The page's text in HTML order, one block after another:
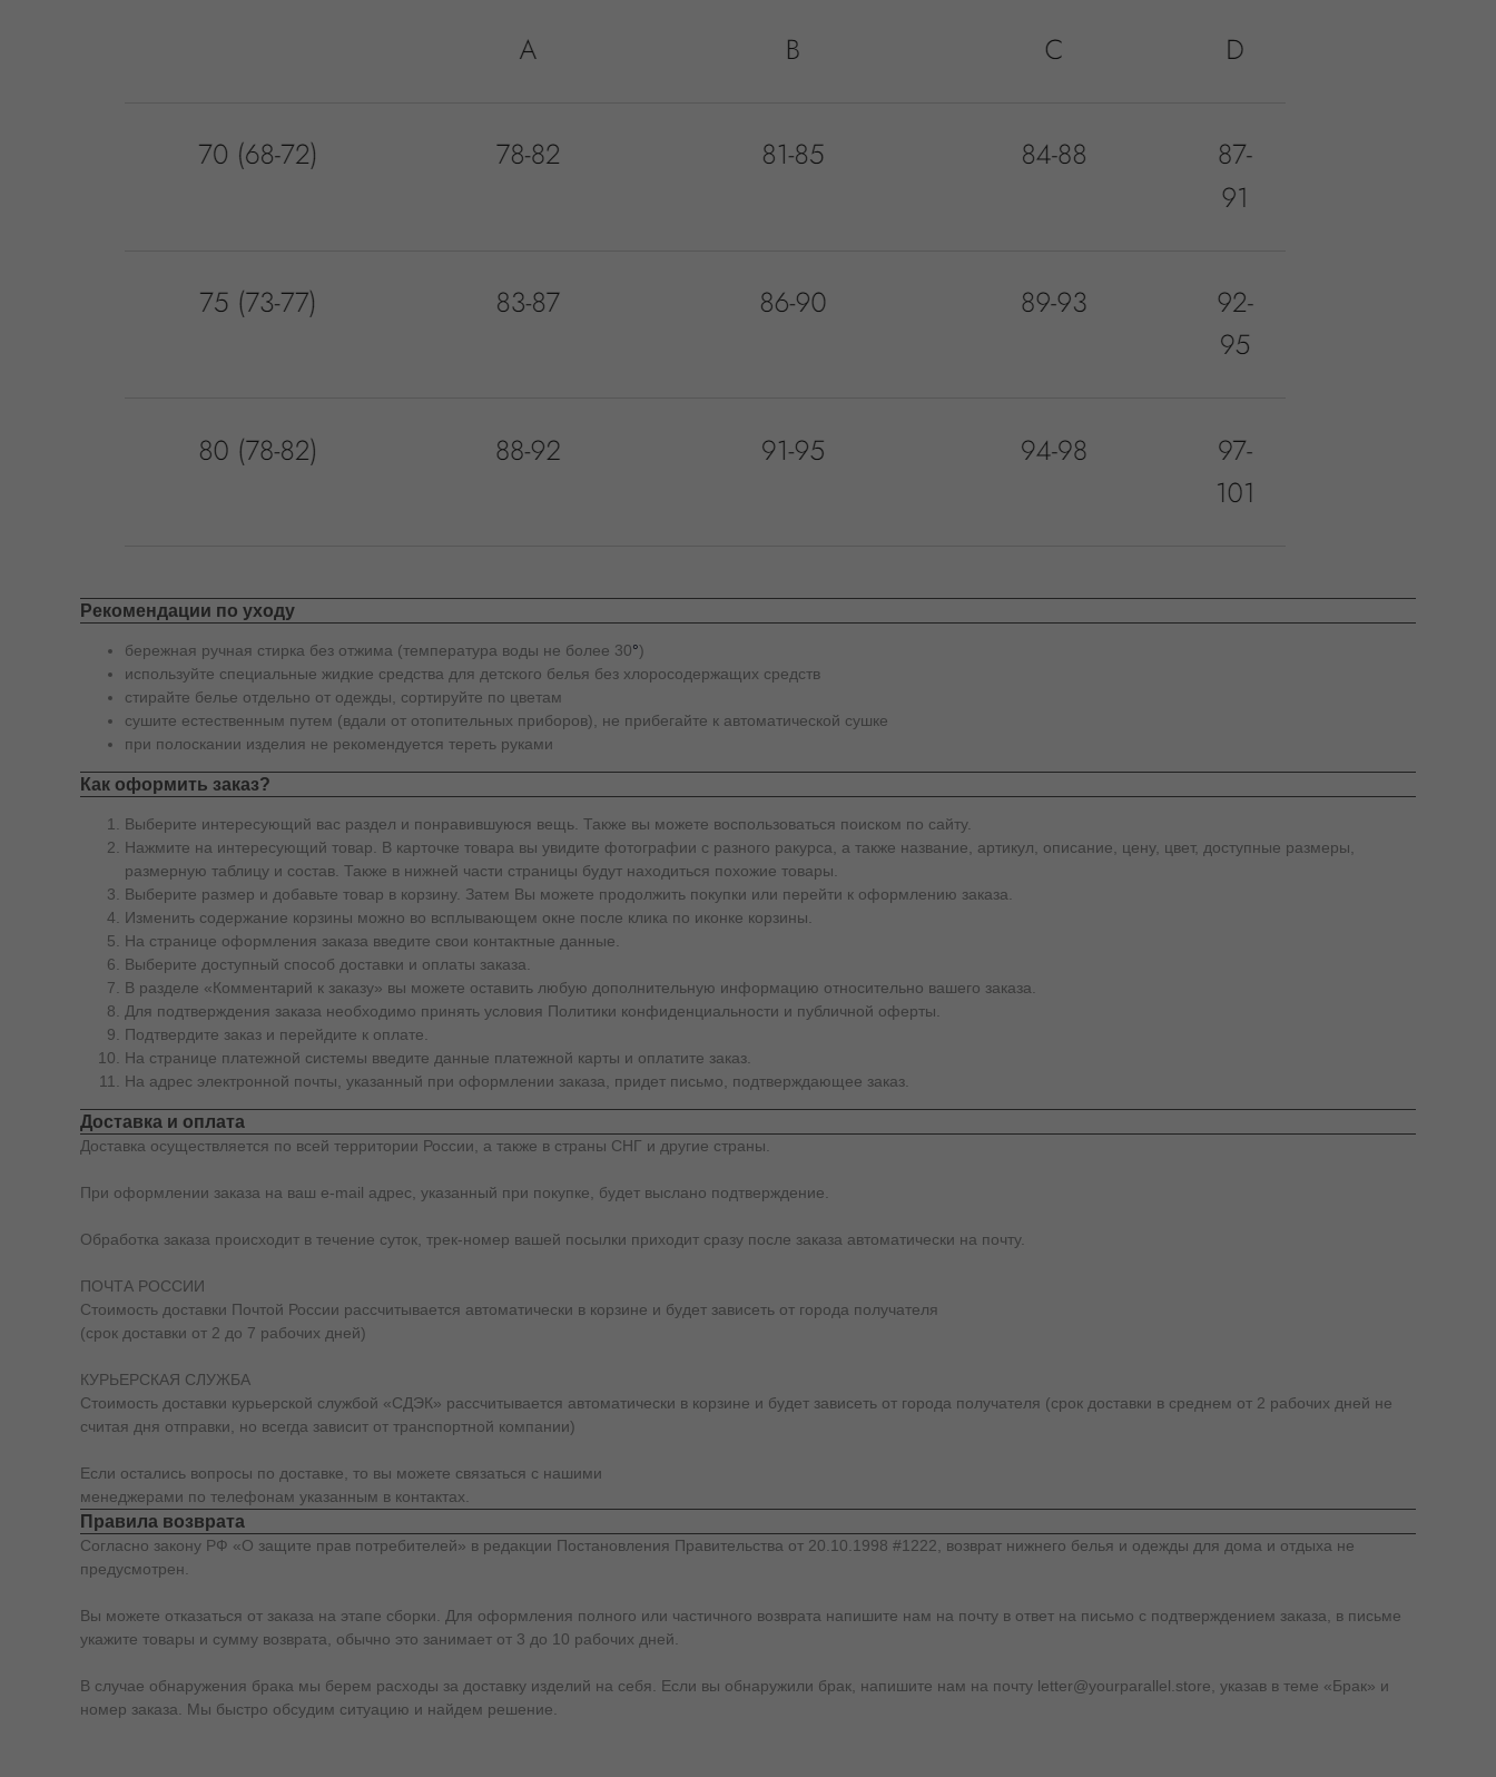
Рекомендации по уходу
бережная ручная стирка без отжима (температура воды не более 30°)
используйте специальные жидкие средства для детского белья без хлоросодержащих средств
стирайте белье отдельно от одежды, сортируйте по цветам
сушите естественным путем (вдали от отопительных приборов), не прибегайте к автоматической сушке
при полоскании изделия не рекомендуется тереть руками
Как оформить заказ?
Выберите интересующий вас раздел и понравившуюся вещь. Также вы можете воспользоваться поиском по сайту.
Нажмите на интересующий товар. В карточке товара вы увидите фотографии с разного ракурса, а также название, артикул, описание, цену, цвет, доступные размеры,
размерную таблицу и состав. Также в нижней части страницы будут находиться похожие товары.
Выберите размер и добавьте товар в корзину. Затем Вы можете продолжить покупки или перейти к оформлению заказа.
Изменить содержание корзины можно во всплывающем окне после клика по иконке корзины.
На странице оформления заказа введите свои контактные данные.
Выберите доступный способ доставки и оплаты заказа.
В разделе «Комментарий к заказу» вы можете оставить любую дополнительную информацию относительно вашего заказа.
Для подтверждения заказа необходимо принять условия Политики конфиденциальности и публичной оферты.
Подтвердите заказ и перейдите к оплате.
На странице платежной системы введите данные платежной карты и оплатите заказ.
На адрес электронной почты, указанный при оформлении заказа, придет письмо, подтверждающее заказ.
Доставка и оплата
Доставка осуществляется по всей территории России, а также в страны СНГ и другие страны.
При оформлении заказа на ваш e-mail адрес, указанный при покупке, будет выслано подтверждение.
Обработка заказа происходит в течение суток, трек-номер вашей посылки приходит сразу после заказа автоматически на почту.
ПОЧТА РОССИИ
Стоимость доставки Почтой России рассчитывается автоматически в корзине и будет зависеть от города получателя
(срок доставки от 2 до 7 рабочих дней)
КУРЬЕРСКАЯ СЛУЖБА
Стоимость доставки курьерской службой «СДЭК» рассчитывается автоматически в корзине и будет зависеть от города получателя (срок доставки в среднем от 2 рабочих дней не
считая дня отправки, но всегда зависит от транспортной компании)
Если остались вопросы по доставке, то вы можете связаться с нашими
менеджерами по телефонам указанным в контактах.
Правила возврата
Согласно закону РФ «О защите прав потребителей» в редакции Постановления Правительства от 20.10.1998 #1222, возврат нижнего белья и одежды для дома и отдыха не
предусмотрен.
Вы можете отказаться от заказа на этапе сборки. Для оформления полного или частичного возврата напишите нам на почту в ответ на письмо с подтверждением заказа, в письме
укажите товары и сумму возврата, обычно это занимает от 3 до 10 рабочих дней.
В случае обнаружения брака мы берем расходы за доставку изделий на себя. Если вы обнаружили брак, напишите нам на почту letter@yourparallel.store, указав в теме «Брак» и
номер заказа. Мы быстро обсудим ситуацию и найдем решение.